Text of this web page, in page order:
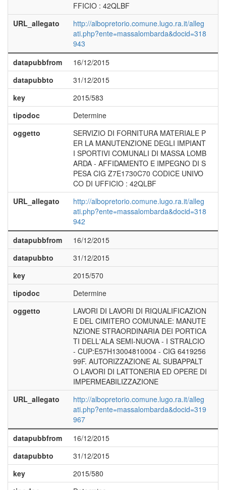
FFICIO : 42QLBF
URL_allegato
http://albopretorio.comune.lugo.ra.it/alleg
ati.php?ente=massalombarda&docid=318
943
datapubbfrom
16/12/2015
datapubbto
31/12/2015
key
2015/583
tipodoc
Determine
oggetto
SERVIZIO DI FORNITURA MATERIALE P
ER LA MANUTENZIONE DEGLI IMPIANT
I SPORTIVI COMUNALI DI MASSA LOMB
ARDA - AFFIDAMENTO E IMPEGNO DI S
PESA CIG Z7E1730C70 CODICE UNIVO
CO DI UFFICIO : 42QLBF
URL_allegato
http://albopretorio.comune.lugo.ra.it/alleg
ati.php?ente=massalombarda&docid=318
942
datapubbfrom
16/12/2015
datapubbto
31/12/2015
key
2015/570
tipodoc
Determine
oggetto
LAVORI DI LAVORI DI RIQUALIFICAZION
E DEL CIMITERO COMUNALE: MANUTE
NZIONE STRAORDINARIA DEI PORTICA
TI DELL'ALA SEMI-NUOVA - I STRALCIO
- CUP:E57H13004810004 - CIG 6419256
99F. AUTORIZZAZIONE AL SUBAPPALT
O LAVORI DI LATTONERIA ED OPERE DI
IMPERMEABILIZZAZIONE
URL_allegato
http://albopretorio.comune.lugo.ra.it/alleg
ati.php?ente=massalombarda&docid=319
967
datapubbfrom
16/12/2015
datapubbto
31/12/2015
key
2015/580